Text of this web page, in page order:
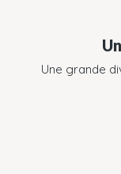
Une grande